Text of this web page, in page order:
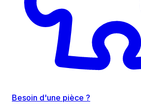
Besoin d'une pièce ?